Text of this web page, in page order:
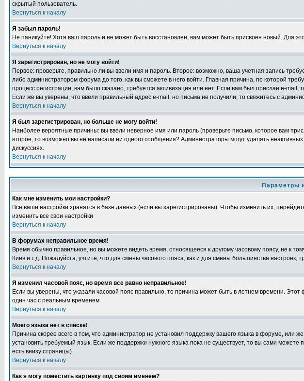
скрытый пользователь.
Вернуться к началу
Я забыл пароль!
Не паникуйте! Хотя ваш пароль и не может быть восстановлен, вам может быть присвоен новый. Для
Вернуться к началу
Я зарегистрирован, но не могу войти!
Первое: проверьте, правильно ли вы ввели имя и пароль. Второе: возможно, ваша учетная запись
либо администратором форума до того, как вы сможете в него войти. Главная причина, по которой
процесс регистрации, вам было сказано, требуется активизация или нет. Если вам был прислан e-
Если же вы уверены, что ввели правильный адрес e-mail, но письма не получили, то свяжитесь с
Вернуться к началу
Я был зарегистрирован, но больше не могу войти!
Наиболее вероятные причины: вы ввели неверное имя или пароль (проверьте письмо, которое вам
второе, то возможно вы не написали ни одного сообщения? Администраторы могут удалять
дискуссиях.
Вернуться к началу
Параметры
Как мне изменить мои настройки?
Все ваши настройки хранятся в базе данных (если вы зарегистрированы). Чтобы изменить их,
изменить все свои настройки
Вернуться к началу
В форумах неправильное время!
Время обычно правильное, но вы можете видеть время, относящееся к другому часовому поясу, не к
Киев и т.д. Пожалуйста, учтите, что для смены часового пояса, как и для смены большинства настроек,
Вернуться к началу
Я изменил часовой пояс, но время все равно неправильное!
Если вы уверены, что указали часовой пояс правильно, то причина может быть в летнем времени.
один час с реальным временем.
Вернуться к началу
Моего языка нет в списке!
Причина скорее всего в том, что администратор не установил поддержку вашего языка в форуме,
установить требуемый язык. Если же поддержки нужного языка пока не существует, то вы сами
есть внизу страницы)
Вернуться к началу
Как я могу поместить картинку под своим именем?